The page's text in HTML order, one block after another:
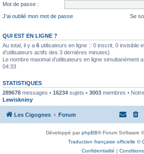
Mot de passe :
J’ai oublié mon mot de passe
Se
QUI EST EN LIGNE ?
Au total, il y a 6 utilisateurs en ligne :: 0 inscrit, 0 invisible
d’utilisateurs actifs des 3 dernières minutes)
Le nombre maximal d’utilisateurs en ligne simultanément
04:33
STATISTIQUES
289678 messages • 16234 sujets • 3003 membres •
Lewiskniny
Les Cigognes Forum
Développé parphpBB® Forum Software
Traduction française officielle ©
Confidentialité | Conditions